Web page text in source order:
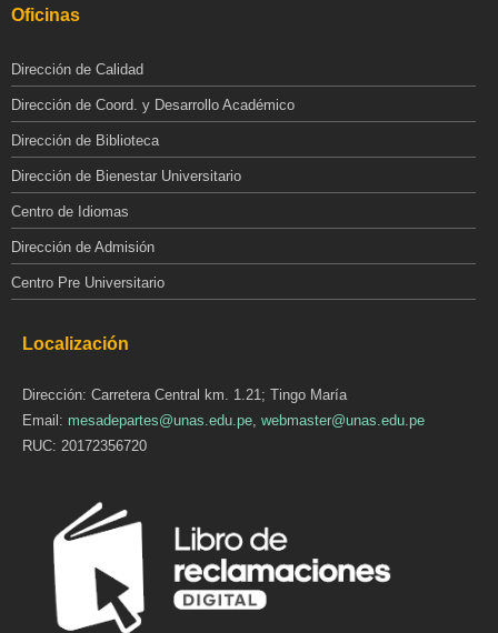
Oficinas
Dirección de Calidad
Dirección de Coord. y Desarrollo Académico
Dirección de Biblioteca
Dirección de Bienestar Universitario
Centro de Idiomas
Dirección de Admisión
Centro Pre Universitario
Localización
Dirección: Carretera Central km. 1.21; Tingo María
Email: mesadepartes@unas.edu.pe, webmaster@unas.edu.pe
RUC: 20172356720